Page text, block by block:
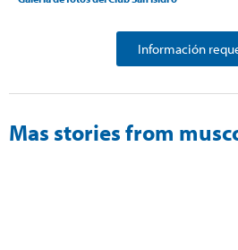
Información
Mas stories from